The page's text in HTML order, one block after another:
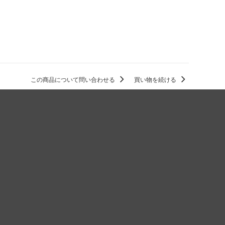
この商品について問い合わせる 買い物を続ける